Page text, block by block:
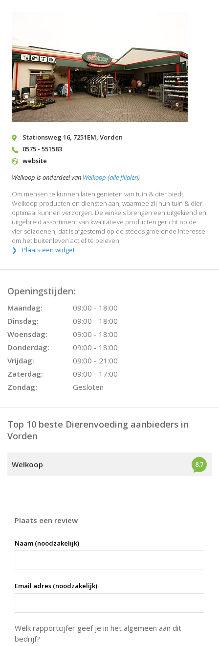
Stationsweg 16, 7251EM, Vorden
0575 - 551583
website
Welkoop is onderdeel van Welkoop (alle filialen)
Om mensen te kunnen laten genieten van tuin & dier biedt
Welkoop producten en diensten aan, waarmee zij hun tuin & dier
optimaal kunnen verzorgen. De winkels brengen een uitgekiend en
uitgebreid assortiment van kwalitatieve producten gericht op de
vier seizoenen, dat is afgestemd op de steeds groeiende interesse
om het buitenleven actief te beleven.
Plaats een widget
Openingstijden:
Maandag:
09:00 - 18:00
Dinsdag:
09:00 - 18:00
Woensdag:
09:00 - 18:00
Donderdag:
09:00 - 18:00
Vrijdag:
09:00 - 21:00
Zaterdag:
09:00 - 17:00
Zondag:
Gesloten
Top 10 beste Dierenvoeding aanbieders in
Vorden
Welkoop 8.7
Plaats een review
Naam (noodzakelijk)
Email adres (noodzakelijk)
Welk rapportcijfer geef je in het algemeen aan dit
bedrijf?